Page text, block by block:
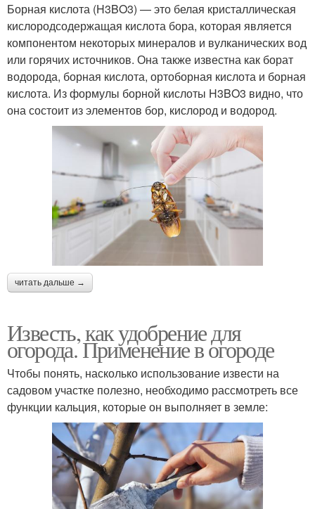
Борная кислота (H3BO3) — это белая кристаллическая
кислородсодержащая кислота бора, которая является
компонентом некоторых минералов и вулканических вод
или горячих источников. Она также известна как борат
водорода, борная кислота, ортоборная кислота и борная
кислота. Из формулы борной кислоты H3BO3 видно, что
она состоит из элементов бор, кислород и водород.
читать дальше →
Известь, как удобрение для
огорода. Применение в огороде
Чтобы понять, насколько использование извести на
садовом участке полезно, необходимо рассмотреть все
функции кальция, которые он выполняет в земле: